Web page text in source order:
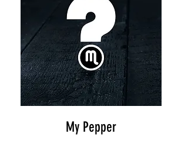
My Pepper